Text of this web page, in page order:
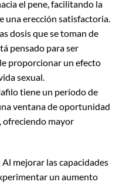
el pene, facilitando la
erección satisfactoria.
dosis que se toman de
pensado para ser
proporcionar un efecto
sexual.
tiene un período de
ventana de oportunidad
ofreciendo mayor
Al mejorar las capacidades
un aumento